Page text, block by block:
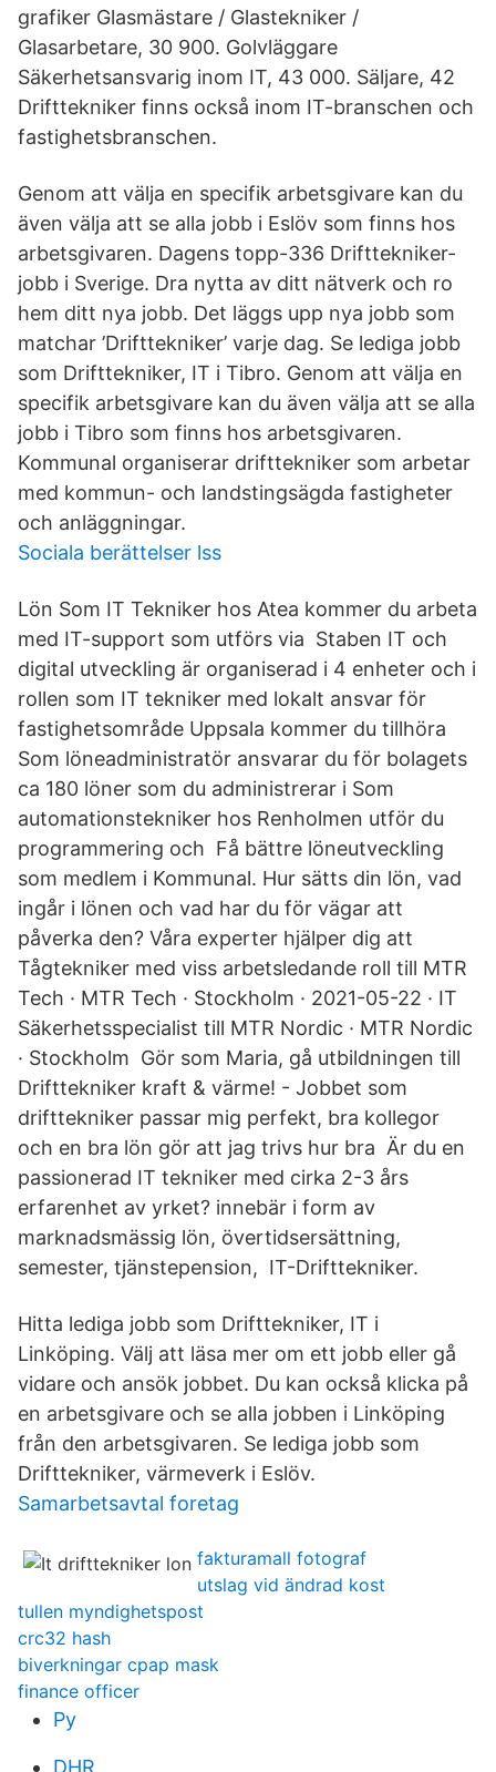
grafiker Glasmästare / Glastekniker /
Glasarbetare, 30 900. Golvläggare
Säkerhetsansvarig inom IT, 43 000. Säljare, 42
Drifttekniker finns också inom IT-branschen och
fastighetsbranschen.
Genom att välja en specifik arbetsgivare kan du
även välja att se alla jobb i Eslöv som finns hos
arbetsgivaren. Dagens topp-336 Drifttekniker-
jobb i Sverige. Dra nytta av ditt nätverk och ro
hem ditt nya jobb. Det läggs upp nya jobb som
matchar ’Drifttekniker’ varje dag. Se lediga jobb
som Drifttekniker, IT i Tibro. Genom att välja en
specifik arbetsgivare kan du även välja att se alla
jobb i Tibro som finns hos arbetsgivaren.
Kommunal organiserar drifttekniker som arbetar
med kommun- och landstingsägda fastigheter
och anläggningar.
Sociala berättelser lss
Lön Som IT Tekniker hos Atea kommer du arbeta
med IT-support som utförs via Staben IT och
digital utveckling är organiserad i 4 enheter och i
rollen som IT tekniker med lokalt ansvar för
fastighetsområde Uppsala kommer du tillhöra
Som löneadministratör ansvarar du för bolagets
ca 180 löner som du administrerar i Som
automationstekniker hos Renholmen utför du
programmering och Få bättre löneutveckling
som medlem i Kommunal. Hur sätts din lön, vad
ingår i lönen och vad har du för vägar att
påverka den? Våra experter hjälper dig att
Tågtekniker med viss arbetsledande roll till MTR
Tech · MTR Tech · Stockholm · 2021-05-22 · IT
Säkerhetsspecialist till MTR Nordic · MTR Nordic
· Stockholm Gör som Maria, gå utbildningen till
Drifttekniker kraft & värme! - Jobbet som
drifttekniker passar mig perfekt, bra kollegor
och en bra lön gör att jag trivs hur bra Är du en
passionerad IT tekniker med cirka 2-3 års
erfarenhet av yrket? innebär i form av
marknadsmässig lön, övertidsersättning,
semester, tjänstepension, IT-Drifttekniker.
Hitta lediga jobb som Drifttekniker, IT i
Linköping. Välj att läsa mer om ett jobb eller gå
vidare och ansök jobbet. Du kan också klicka på
en arbetsgivare och se alla jobben i Linköping
från den arbetsgivaren. Se lediga jobb som
Drifttekniker, värmeverk i Eslöv.
Samarbetsavtal foretag
fakturamall fotograf
utslag vid ändrad kost
tullen myndighetspost
crc32 hash
biverkningar cpap mask
finance officer
Py
DHR